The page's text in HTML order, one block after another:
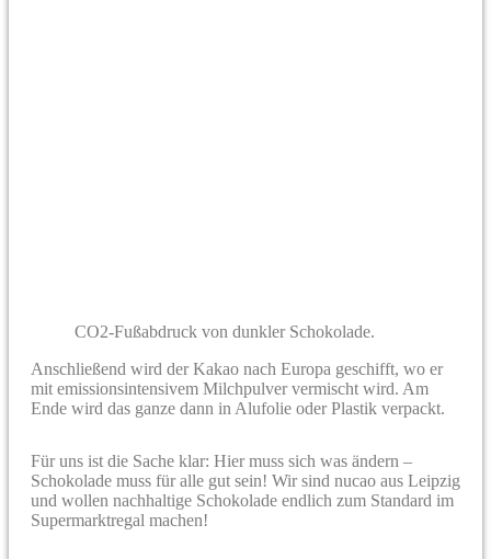
CO2-Fußabdruck von dunkler Schokolade.
Anschließend wird der Kakao nach Europa geschifft, wo er
mit emissionsintensivem Milchpulver vermischt wird. Am
Ende wird das ganze dann in Alufolie oder Plastik verpackt.
Für uns ist die Sache klar: Hier muss sich was ändern –
Schokolade muss für alle gut sein! Wir sind nucao aus Leipzig
und wollen nachhaltige Schokolade endlich zum Standard im
Supermarktregal machen!